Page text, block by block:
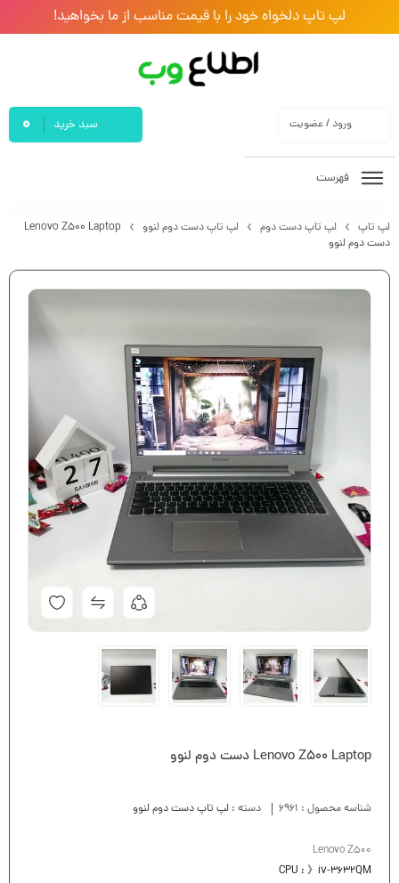
لپ تاپ دلخواه خود را با قیمت مناسب از ما بخواهید!
ورود / عضویت سبد خرید 0
فهرست
لپ تاپ لپ تاپ دست دوم لپ تاپ دست دوم لنوو
Lenovo Z500 Laptop
دست دوم لنوو
Lenovo Z500 Laptop دست دوم لنوو
شناسه محصول : 6961 دسته : لپ تاپ دست دوم لنوو
Lenovo Z500
CPU : 》i7-3632QM